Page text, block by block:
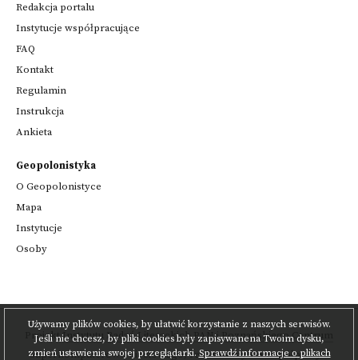
Używamy plików cookies, by ułatwić korzystanie z naszych serwisów.
Jeśli nie chcesz, by pliki cookies były zapisywanena Twoim dysku,
zmień ustawienia swojej przeglądarki. Sprawdź informacje o plikach
Redakcja portalu
Instytucje współpracujące
FAQ
Kontakt
Regulamin
Instrukcja
Ankieta
Geopolonistyka
O Geopolonistyce
Mapa
Instytucje
Osoby
ProjektInstytutu Badań Literackich PANiPoznańskiego Centrum
Superkomputerowo-Sieciowego,realizowany we współpracy z